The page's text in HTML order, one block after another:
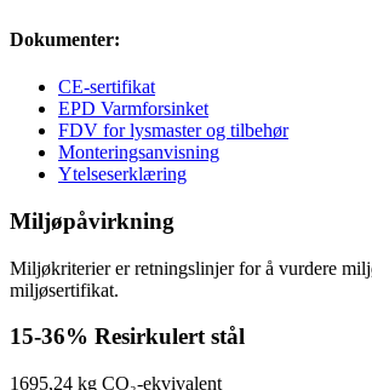
Dokumenter:
CE-sertifikat
EPD Varmforsinket
FDV for lysmaster og tilbehør
Monteringsanvisning
Ytelseserklæring
Miljøpåvirkning
Miljøkriterier er retningslinjer for å vurdere
miljøsertifikat.
15-36% Resirkulert stål
1695,24 kg CO₂-ekvivalent